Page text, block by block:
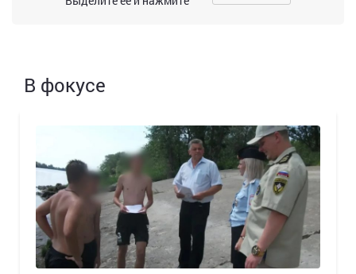
В фокусе